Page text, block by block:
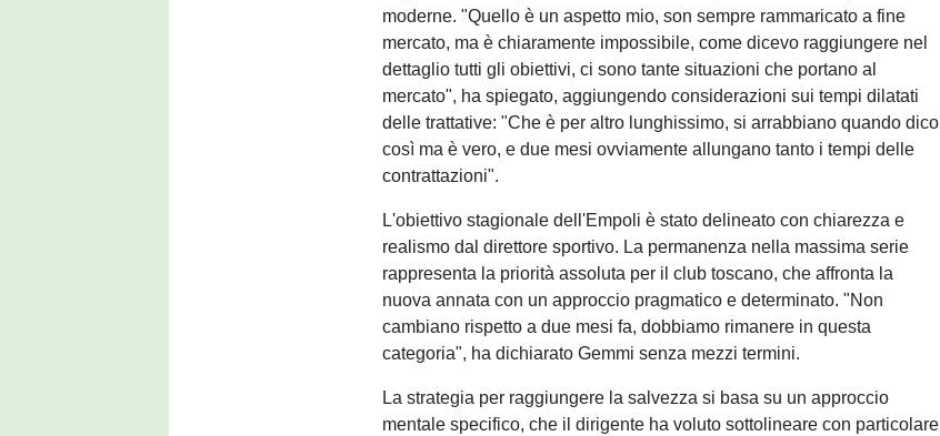
moderne. "Quello è un aspetto mio, son sempre rammaricato a fine
mercato, ma è chiaramente impossibile, come dicevo raggiungere nel
dettaglio tutti gli obiettivi, ci sono tante situazioni che portano al
mercato", ha spiegato, aggiungendo considerazioni sui tempi dilatati
delle trattative: "Che è per altro lunghissimo, si arrabbiano quando dico
così ma è vero, e due mesi ovviamente allungano tanto i tempi delle
contrattazioni".
L'obiettivo stagionale dell'Empoli è stato delineato con chiarezza e
realismo dal direttore sportivo. La permanenza nella massima serie
rappresenta la priorità assoluta per il club toscano, che affronta la
nuova annata con un approccio pragmatico e determinato. "Non
cambiano rispetto a due mesi fa, dobbiamo rimanere in questa
categoria", ha dichiarato Gemmi senza mezzi termini.
La strategia per raggiungere la salvezza si basa su un approccio
mentale specifico, che il dirigente ha voluto sottolineare con particolare